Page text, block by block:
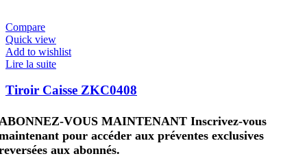
Compare
Quick view
Add to wishlist
Lire la suite
Tiroir Caisse ZKC0408
VOUS MAINTENANT Inscrivez-vous
pour accéder aux préventes exclusives
aux abonnés.